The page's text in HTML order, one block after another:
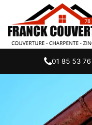
01 85 53